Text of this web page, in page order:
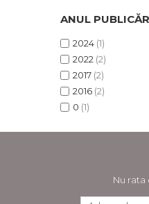
ANUL
2024 (1)
2022 (2)
2017 (2)
2016 (2)
0 (1)
Nu